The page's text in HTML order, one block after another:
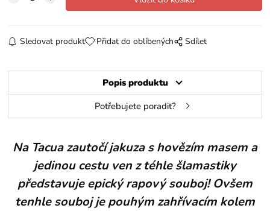
Sledovat produkt Přidat do oblíbených Sdílet
Popis produktu
Potřebujete poradit?
Na Tacua zautočí jakuza s hovězím masem a
jedinou cestu ven z téhle šlamastiky
představuje epický rapový souboj! Ovšem
tenhle souboj je pouhým zahřívacím kolem